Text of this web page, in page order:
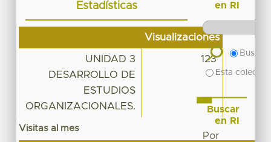
Estadísticas
Visualizaciones
UNIDAD 3
DESARROLLO DE
ESTUDIOS
ORGANIZACIONALES.
123
Visitas al mes
en RI
Buscar
Esta
Buscar
en RI
Por